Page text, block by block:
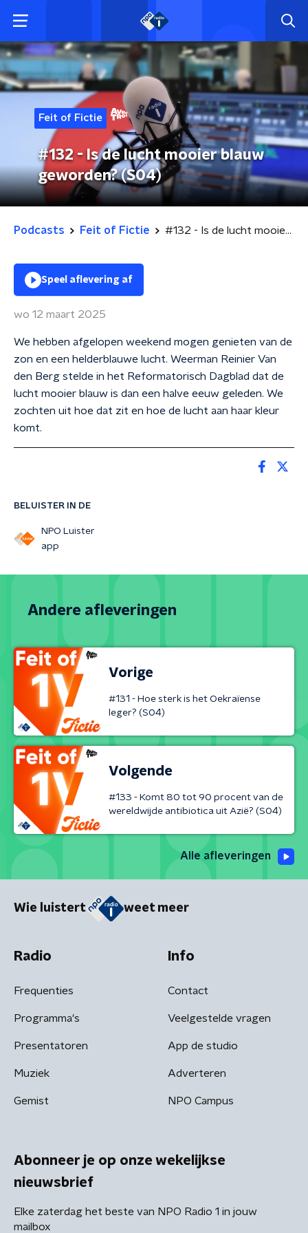
Feit of Fictie
#132 - Is de lucht mooier blauw
geworden? (S04)
Podcasts Feit of Fictie #132 - Is de lucht mooier blauw geworden? (S04)
BELUISTER IN DE
NPO Luister
app
Speel aflevering af
wo 12 maart 2025
We hebben afgelopen weekend mogen genieten van de
zon en een helderblauwe lucht. Weerman Reinier Van
den Berg stelde in het Reformatorisch Dagblad dat de
lucht mooier blauw is dan een halve eeuw geleden. We
zochten uit hoe dat zit en hoe de lucht aan haar kleur
komt.
Andere afleveringen
Vorige
#131 - Hoe sterk is het Oekraïense
leger? (S04)
Volgende
#133 - Komt 80 tot 90 procent van de
wereldwijde antibiotica uit Azië? (S04)
Alle afleveringen
Wie luistert weet meer
Radio
Frequenties
Programma's
Presentatoren
Muziek
Gemist
Info
Contact
Veelgestelde vragen
App de studio
Adverteren
NPO Campus
Abonneer je op onze wekelijkse
nieuwsbrief
Elke zaterdag het beste van NPO Radio 1 in jouw
mailbox